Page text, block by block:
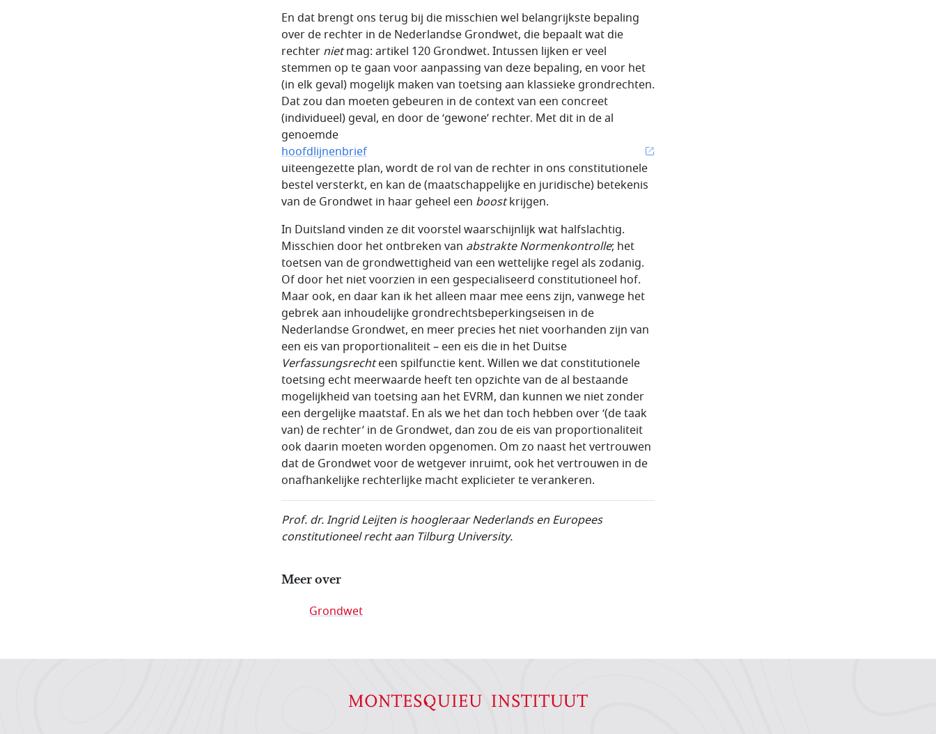
En dat brengt ons terug bij die misschien wel belangrijkste bepaling
over de rechter in de Nederlandse Grondwet, die bepaalt wat die
rechter nietmag: artikel 120 Grondwet. Intussen lijken er veel
stemmen op te gaan voor aanpassing van deze bepaling, en voor het
(in elk geval) mogelijk maken van toetsing aan klassieke grondrechten.
Dat zou dan moeten gebeuren in de context van een concreet
(individueel) geval, en door de ‘gewone’ rechter. Met dit in de al
genoemde
hoofdlijnenbrief
uiteengezette plan, wordt de rol van de rechter in ons constitutionele
bestel versterkt, en kan de (maatschappelijke en juridische) betekenis
van de Grondwet in haar geheel een boostkrijgen.
In Duitsland vinden ze dit voorstel waarschijnlijk wat halfslachtig.
Misschien door het ontbreken van abstrakte Normenkontrolle; het
toetsen van de grondwettigheid van een wettelijke regel als zodanig.
Of door het niet voorzien in een gespecialiseerd constitutioneel hof.
Maar ook, en daar kan ik het alleen maar mee eens zijn, vanwege het
gebrek aan inhoudelijke grondrechtsbeperkingseisen in de
Nederlandse Grondwet, en meer precies het niet voorhanden zijn van
een eis van proportionaliteit – een eis die in het Duitse
Verfassungsrechteen spilfunctie kent. Willen we dat constitutionele
toetsing echt meerwaarde heeft ten opzichte van de al bestaande
mogelijkheid van toetsing aan het EVRM, dan kunnen we niet zonder
een dergelijke maatstaf. En als we het dan toch hebben over ‘(de taak
van) de rechter’ in de Grondwet, dan zou de eis van proportionaliteit
ook daarin moeten worden opgenomen. Om zo naast het vertrouwen
dat de Grondwet voor de wetgever inruimt, ook het vertrouwen in de
onafhankelijke rechterlijke macht explicieter te verankeren.
Prof. dr. Ingrid Leijten is hoogleraar Nederlands en Europees
constitutioneel recht aan Tilburg University.
Meer over
Grondwet